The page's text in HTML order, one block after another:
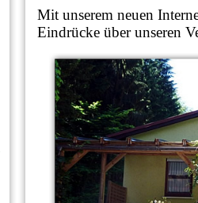
Mit unserem neuen
Eindrücke über unseren